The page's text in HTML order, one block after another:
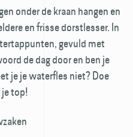
onder de kraan hangen en
en frisse dorstlesser. In
gevuld met
de dag door en ben je
je je waterfles niet? Doe
top!